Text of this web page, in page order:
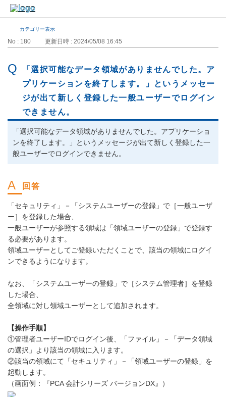
カテゴリー表示
No : 180 更新日時 : 2024/05/08 16:45
「選択可能なデータ領域がありませんでした。ア
プリケーションを終了します。」というメッセー
ジが出て新しく登録した一般ユーザーでログイン
できません。
「選択可能なデータ領域がありませんでした。アプリケーショ
ンを終了します。」というメッセージが出て新しく登録した一
般ユーザーでログインできません。
「セキュリティ」－「システムユーザーの登録」で［一般ユーザ
ー］を登録した場合、
一般ユーザーが参照する領域は「領域ユーザーの登録」で登録す
る必要があります。
領域ユーザーとしてご登録いただくことで、該当の領域にログイ
ンできるようになります。
なお、「システムユーザーの登録」で［システム管理者］を登録
した場合、
全領域に対し領域ユーザーとして追加されます。
【操作手順】
①管理者ユーザーIDでログイン後、「ファイル」－「データ領域
の選択」より該当の領域に入ります。
②該当の領域にて「セキュリティ」－「領域ユーザーの登録」を
起動します。
（画面例：『PCA 会計シリーズ バージョンDX』）